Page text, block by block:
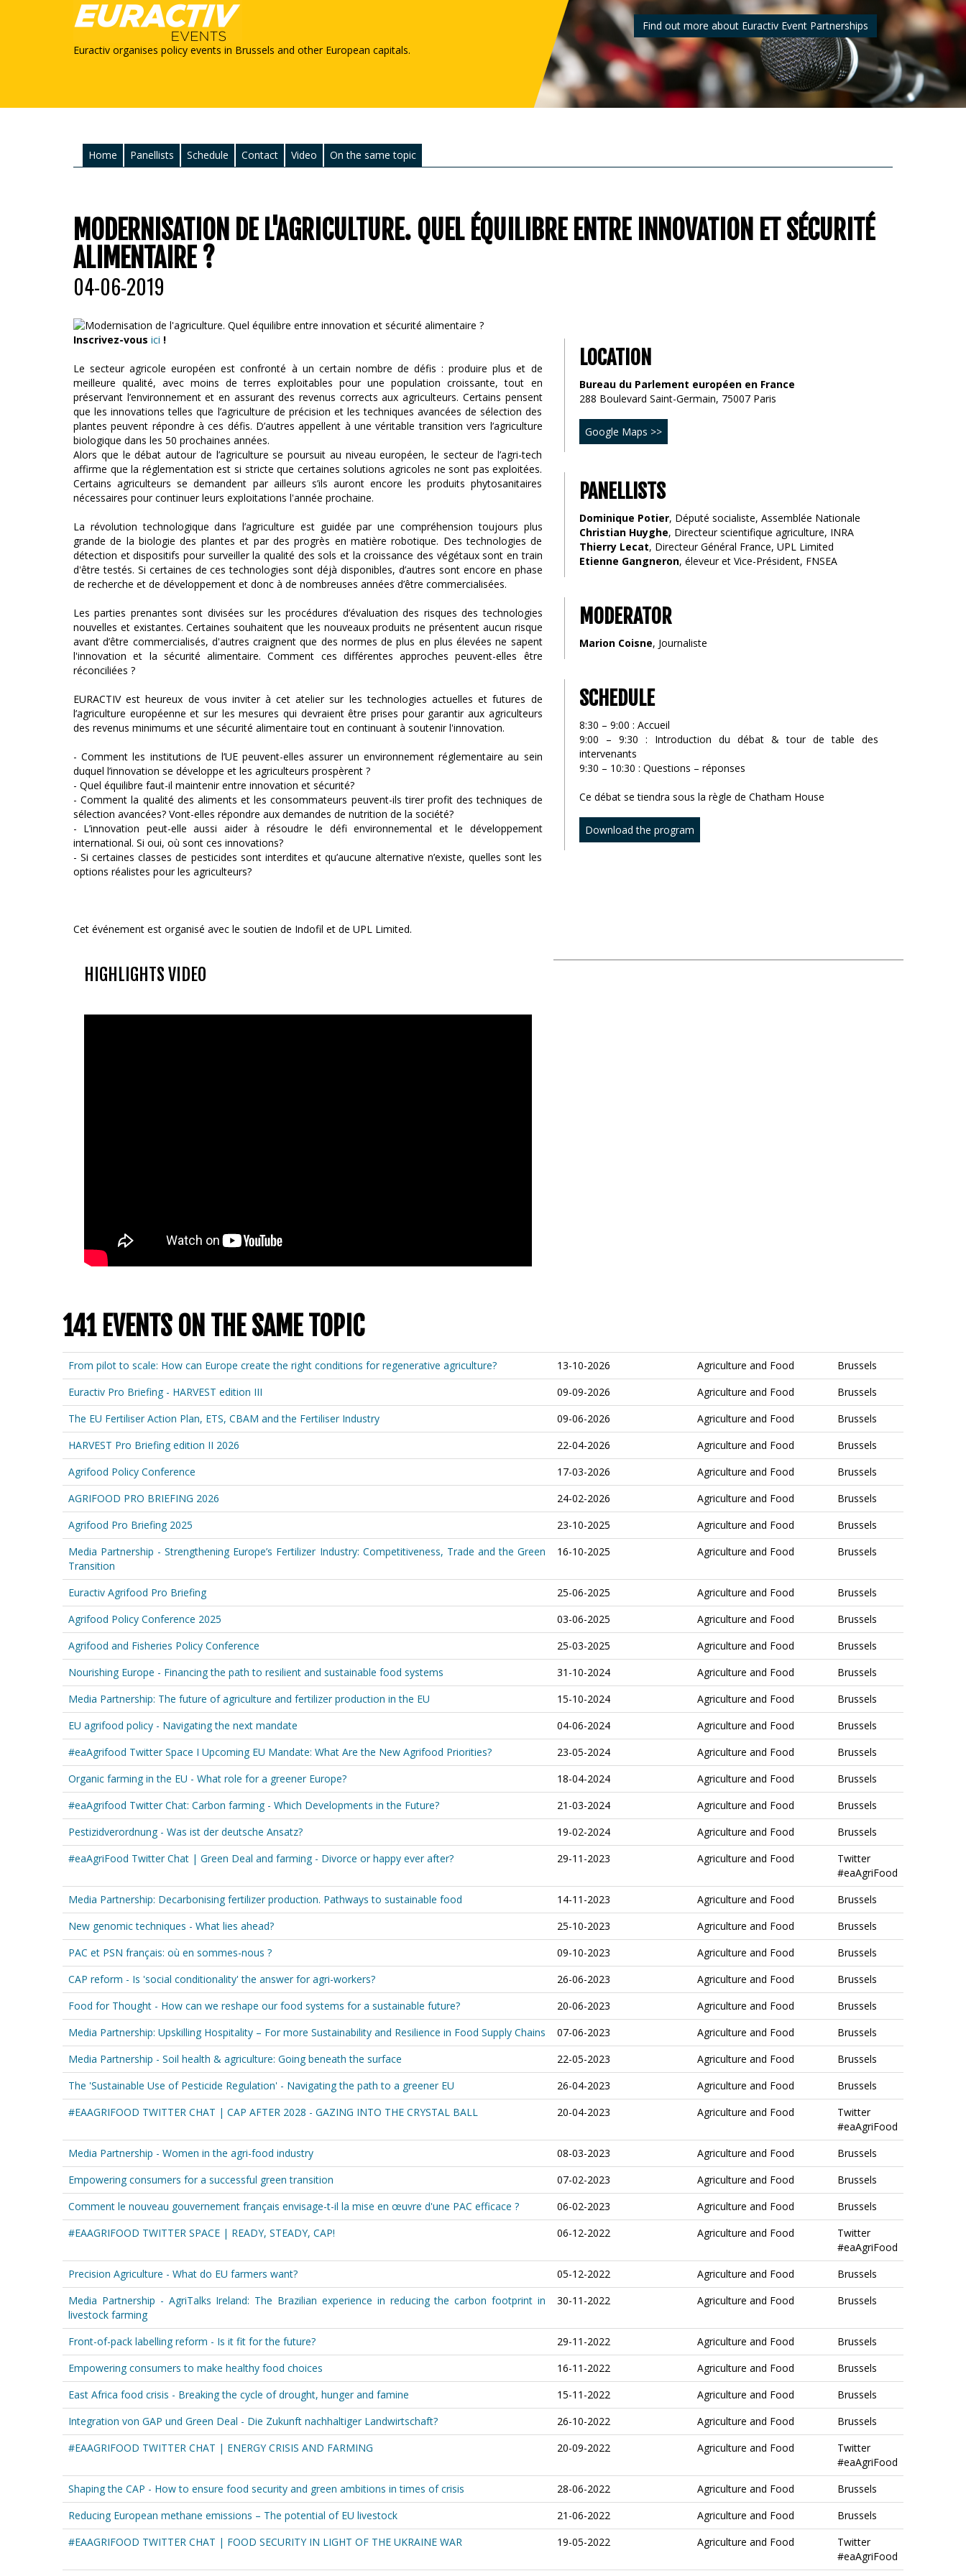
Euractiv organises policy events in Brussels and other European capitals.
Find out more about Euractiv Event Partnerships
Home Panellists Schedule Contact Video On the same topic
MODERNISATION DE L'AGRICULTURE. QUEL ÉQUILIBRE ENTRE INNOVATION ET SÉCURITÉ
ALIMENTAIRE ?
04-06-2019
Inscrivez-vous ici !
Le secteur agricole européen est confronté à un certain nombre de défis : produire plus et de
meilleure qualité, avec moins de terres exploitables pour une population croissante, tout en
préservant l’environnement et en assurant des revenus corrects aux agriculteurs. Certains pensent
que les innovations telles que l’agriculture de précision et les techniques avancées de sélection des
plantes peuvent répondre à ces défis. D’autres appellent à une véritable transition vers l’agriculture
biologique dans les 50 prochaines années.
Alors que le débat autour de l’agriculture se poursuit au niveau européen, le secteur de l’agri-tech
affirme que la réglementation est si stricte que certaines solutions agricoles ne sont pas exploitées.
Certains agriculteurs se demandent par ailleurs s’ils auront encore les produits phytosanitaires
nécessaires pour continuer leurs exploitations l'année prochaine.
La révolution technologique dans l’agriculture est guidée par une compréhension toujours plus
grande de la biologie des plantes et par des progrès en matière robotique. Des technologies de
détection et dispositifs pour surveiller la qualité des sols et la croissance des végétaux sont en train
d'être testés. Si certaines de ces technologies sont déjà disponibles, d’autres sont encore en phase
de recherche et de développement et donc à de nombreuses années d’être commercialisées.
Les parties prenantes sont divisées sur les procédures d’évaluation des risques des technologies
nouvelles et existantes. Certaines souhaitent que les nouveaux produits ne présentent aucun risque
avant d’être commercialisés, d'autres craignent que des normes de plus en plus élevées ne sapent
l'innovation et la sécurité alimentaire. Comment ces différentes approches peuvent-elles être
réconciliées ?
EURACTIV est heureux de vous inviter à cet atelier sur les technologies actuelles et futures de
l’agriculture européenne et sur les mesures qui devraient être prises pour garantir aux agriculteurs
des revenus minimums et une sécurité alimentaire tout en continuant à soutenir l'innovation.
- Comment les institutions de l’UE peuvent-elles assurer un environnement réglementaire au sein
duquel l’innovation se développe et les agriculteurs prospèrent ?
- Quel équilibre faut-il maintenir entre innovation et sécurité?
- Comment la qualité des aliments et les consommateurs peuvent-ils tirer profit des techniques de
sélection avancées? Vont-elles répondre aux demandes de nutrition de la société?
- L’innovation peut-elle aussi aider à résoudre le défi environnemental et le développement
international. Si oui, où sont ces innovations?
- Si certaines classes de pesticides sont interdites et qu’aucune alternative n’existe, quelles sont les
options réalistes pour les agriculteurs?
Cet événement est organisé avec le soutien de Indofil et de UPL Limited.
LOCATION
Bureau du Parlement européen en France
288 Boulevard Saint-Germain, 75007 Paris
Google Maps >>
PANELLISTS
Dominique Potier, Député socialiste, Assemblée Nationale
Christian Huyghe, Directeur scientifique agriculture, INRA
Thierry Lecat, Directeur Général France, UPL Limited
Etienne Gangneron, éleveur et Vice-Président, FNSEA
MODERATOR
Marion Coisne, Journaliste
SCHEDULE
8:30 – 9:00 : Accueil
9:00 – 9:30 : Introduction du débat & tour de table des
intervenants
9:30 – 10:30 : Questions – réponses
Ce débat se tiendra sous la règle de Chatham House
Download the program
HIGHLIGHTS VIDEO
141 EVENTS ON THE SAME TOPIC
From pilot to scale: How can Europe create the right conditions for regenerative agriculture? 13-10-2026 Agriculture and Food
Brussels
Euractiv Pro Briefing - HARVEST edition III
09-09-2026 Agriculture and Food
Brussels
The EU Fertiliser Action Plan, ETS, CBAM and the Fertiliser Industry
09-06-2026 Agriculture and Food
Brussels
HARVEST Pro Briefing edition II 2026
22-04-2026 Agriculture and Food
Brussels
Agrifood Policy Conference
17-03-2026 Agriculture and Food
Brussels
AGRIFOOD PRO BRIEFING 2026
24-02-2026 Agriculture and Food
Brussels
Agrifood Pro Briefing 2025
23-10-2025 Agriculture and Food
Brussels
Media Partnership - Strengthening Europe’s Fertilizer Industry: Competitiveness, Trade and the Green
Transition
16-10-2025 Agriculture and Food Brussels
Euractiv Agrifood Pro Briefing 25-06-2025 Agriculture and Food
Brussels
Agrifood Policy Conference 2025
03-06-2025 Agriculture and Food
Brussels
Agrifood and Fisheries Policy Conference
25-03-2025 Agriculture and Food
Brussels
Nourishing Europe - Financing the path to resilient and sustainable food systems
31-10-2024 Agriculture and Food
Brussels
Media Partnership: The future of agriculture and fertilizer production in the EU
15-10-2024 Agriculture and Food
Brussels
EU agrifood policy - Navigating the next mandate
04-06-2024 Agriculture and Food
Brussels
#eaAgrifood Twitter Space I Upcoming EU Mandate: What Are the New Agrifood Priorities?
23-05-2024 Agriculture and Food
Brussels
Organic farming in the EU - What role for a greener Europe?
18-04-2024 Agriculture and Food
Brussels
#eaAgrifood Twitter Chat: Carbon farming - Which Developments in the Future?
21-03-2024 Agriculture and Food
Brussels
Pestizidverordnung - Was ist der deutsche Ansatz?
19-02-2024 Agriculture and Food
Brussels
#eaAgriFood Twitter Chat | Green Deal and farming - Divorce or happy ever after?
29-11-2023 Agriculture and Food
Twitter
#eaAgriFood
Media Partnership: Decarbonising fertilizer production. Pathways to sustainable food
14-11-2023 Agriculture and Food
Brussels
New genomic techniques - What lies ahead?
25-10-2023 Agriculture and Food
Brussels
PAC et PSN français: où en sommes-nous ?
09-10-2023 Agriculture and Food
Brussels
CAP reform - Is 'social conditionality' the answer for agri-workers?
26-06-2023 Agriculture and Food
Brussels
Food for Thought - How can we reshape our food systems for a sustainable future?
20-06-2023 Agriculture and Food
Brussels
Media Partnership: Upskilling Hospitality – For more Sustainability and Resilience in Food Supply Chains
07-06-2023 Agriculture and Food
Brussels
Media Partnership - Soil health & agriculture: Going beneath the surface
22-05-2023 Agriculture and Food
Brussels
The 'Sustainable Use of Pesticide Regulation' - Navigating the path to a greener EU
26-04-2023 Agriculture and Food
Brussels
#EAAGRIFOOD TWITTER CHAT | CAP AFTER 2028 - GAZING INTO THE CRYSTAL BALL
20-04-2023 Agriculture and Food
Twitter
#eaAgriFood
Media Partnership - Women in the agri-food industry
08-03-2023 Agriculture and Food
Brussels
Empowering consumers for a successful green transition
07-02-2023 Agriculture and Food
Brussels
Comment le nouveau gouvernement français envisage-t-il la mise en œuvre d'une PAC efficace ?
06-02-2023 Agriculture and Food
Brussels
#EAAGRIFOOD TWITTER SPACE | READY, STEADY, CAP!
06-12-2022 Agriculture and Food
Twitter
#eaAgriFood
Precision Agriculture - What do EU farmers want?
05-12-2022 Agriculture and Food
Brussels
Media Partnership - AgriTalks Ireland: The Brazilian experience in reducing the carbon footprint in
livestock farming
30-11-2022 Agriculture and Food Brussels
Front-of-pack labelling reform - Is it fit for the future? 29-11-2022 Agriculture and Food
Brussels
Empowering consumers to make healthy food choices
16-11-2022 Agriculture and Food
Brussels
East Africa food crisis - Breaking the cycle of drought, hunger and famine
15-11-2022 Agriculture and Food
Brussels
Integration von GAP und Green Deal - Die Zukunft nachhaltiger Landwirtschaft?
26-10-2022 Agriculture and Food
Brussels
#EAAGRIFOOD TWITTER CHAT | ENERGY CRISIS AND FARMING
20-09-2022 Agriculture and Food
Twitter
#eaAgriFood
Shaping the CAP - How to ensure food security and green ambitions in times of crisis
28-06-2022 Agriculture and Food
Brussels
Reducing European methane emissions – The potential of EU livestock
21-06-2022 Agriculture and Food
Brussels
#EAAGRIFOOD TWITTER CHAT | FOOD SECURITY IN LIGHT OF THE UKRAINE WAR
19-05-2022 Agriculture and Food
Twitter
#eaAgriFood